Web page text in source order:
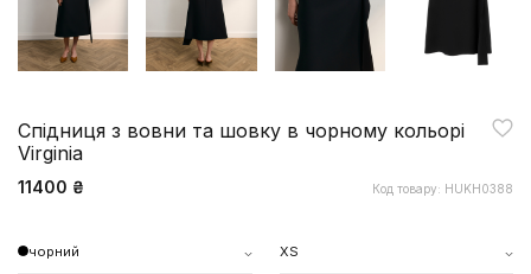
Спідниця з вовни та шовку в чорному кольорі
Virginia
11400 ₴ Код товару: HUKH0388
чорний XS